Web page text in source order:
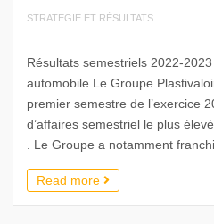
STRATEGIE ET RÉSULTATS
Résultats semestriels 2022-
automobile Le Groupe
premier semestre de l’exercice
d’affaires semestriel le plus
. Le Groupe a notamment
Read more